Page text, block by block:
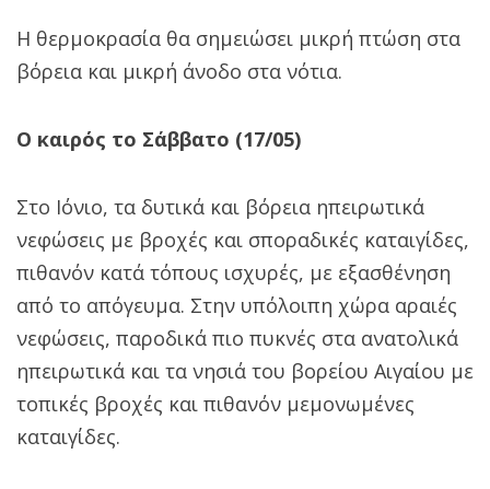
Η θερμοκρασία θα σημειώσει μικρή πτώση στα
βόρεια και μικρή άνοδο στα νότια.
Ο καιρός το Σάββατο (17/05)
Στο Ιόνιο, τα δυτικά και βόρεια ηπειρωτικά
νεφώσεις με βροχές και σποραδικές καταιγίδες,
πιθανόν κατά τόπους ισχυρές, με εξασθένηση
από το απόγευμα. Στην υπόλοιπη χώρα αραιές
νεφώσεις, παροδικά πιο πυκνές στα ανατολικά
ηπειρωτικά και τα νησιά του βορείου Αιγαίου με
τοπικές βροχές και πιθανόν μεμονωμένες
καταιγίδες.